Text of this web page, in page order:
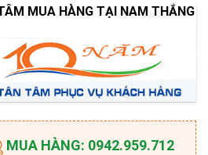
MUA HÀNG TẠI NAM THẮNG
MUA HÀNG: 0942.959.712